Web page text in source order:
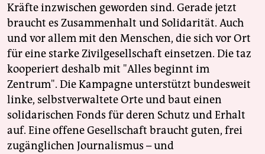
Kräfte inzwischen geworden sind. Gerade jetzt
braucht es Zusammenhalt und Solidarität. Auch
und vor allem mit den Menschen, die sich vor Ort
für eine starke Zivilgesellschaft einsetzen. Die taz
kooperiert deshalb mit "Alles beginnt im
Zentrum". Die Kampagne unterstützt bundesweit
linke, selbstverwaltete Orte und baut einen
solidarischen Fonds für deren Schutz und Erhalt
auf. Eine offene Gesellschaft braucht guten, frei
zugänglichen Journalismus – und